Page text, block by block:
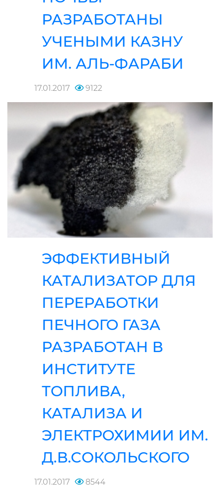
РАЗРАБОТАНЫ
УЧЕНЫМИ КАЗНУ
ИМ. АЛЬ-ФАРАБИ
17.01.2017 9122
ЭФФЕКТИВНЫЙ
КАТАЛИЗАТОР ДЛЯ
ПЕРЕРАБОТКИ
ПЕЧНОГО ГАЗА
РАЗРАБОТАН В
ИНСТИТУТЕ
ТОПЛИВА,
КАТАЛИЗА И
ЭЛЕКТРОХИМИИ ИМ.
Д.В.СОКОЛЬСКОГО
17.01.2017 8544